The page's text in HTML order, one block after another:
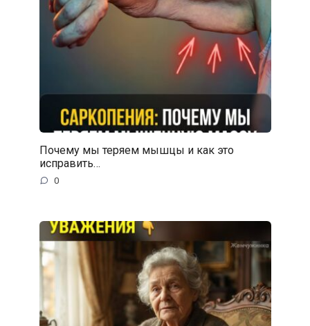
Почему мы теряем мышцы и как это
исправить…
0